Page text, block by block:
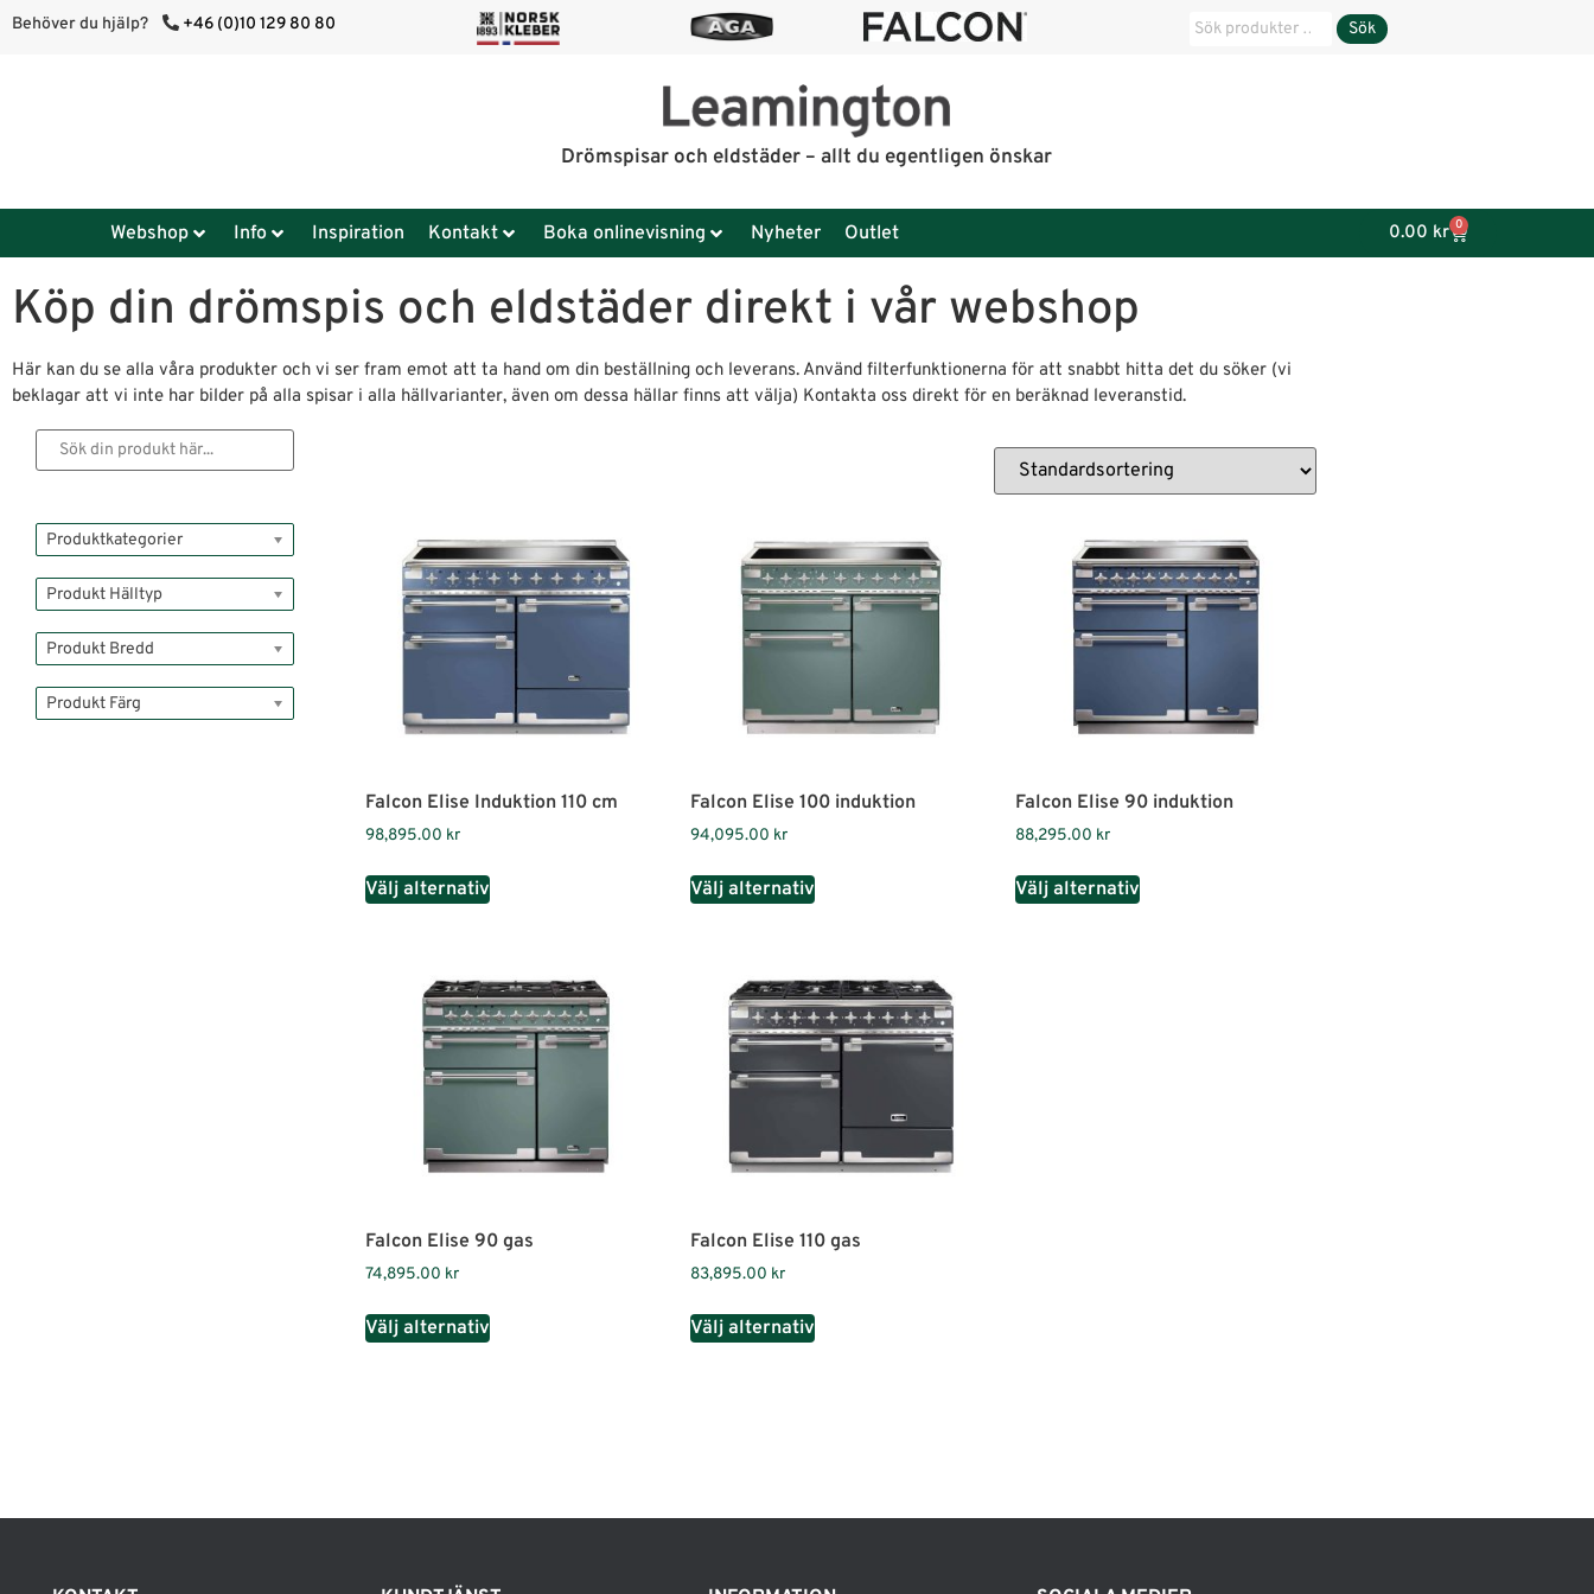
Behöver du hjälp? +46 (0)10 129 80 80 Sök
Drömspisar och eldstäder – allt du egentligen önskar
Webshop Info Inspiration Kontakt Boka onlinevisning Nyheter Outlet 0.00 kr 0
Köp din drömspis och eldstäder direkt i vår webshop
Här kan du se alla våra produkter och vi ser fram emot att ta hand om din beställning och leverans. Använd filterfunktionerna för att snabbt hitta det du söker (vi
beklagar att vi inte har bilder på alla spisar i alla hällvarianter, även om dessa hällar finns att välja) Kontakta oss direkt för en beräknad leveranstid.
Produktkategorier
Produkt Hälltyp
Produkt Bredd
Produkt Färg
Falcon Elise Induktion 110 cm
98,895.00 kr
Välj alternativ
Falcon Elise 100 induktion
94,095.00 kr
Välj alternativ
Falcon Elise 90 induktion
88,295.00 kr
Välj alternativ
Falcon Elise 90 gas
74,895.00 kr
Välj alternativ
Falcon Elise 110 gas
83,895.00 kr
Välj alternativ